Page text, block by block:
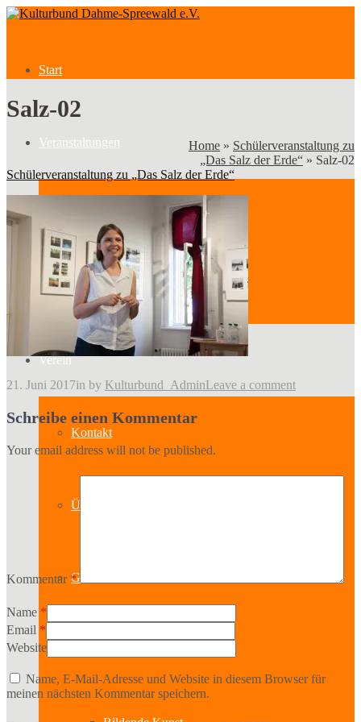
Start
Veranstaltungen
Kategorien
Verein
Kontakt
Über uns
Geschichte
Salz-02
Home » Schülerveranstaltung zu
„Das Salz der Erde“ » Salz-02
Schülerveranstaltung zu „Das Salz der Erde“
21. Juni 2017in by Kulturbund_AdminLeave a comment
Schreibe einen Kommentar
Your email address will not be published.
Kommentar *
Name *
Email *
Website
Name, E-Mail-Adresse und Website in diesem Browser für
meinen nächsten Kommentar speichern.